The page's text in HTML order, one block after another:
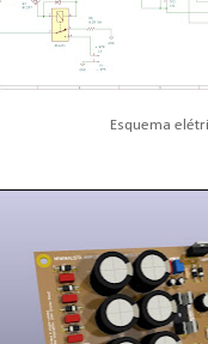
Esquema